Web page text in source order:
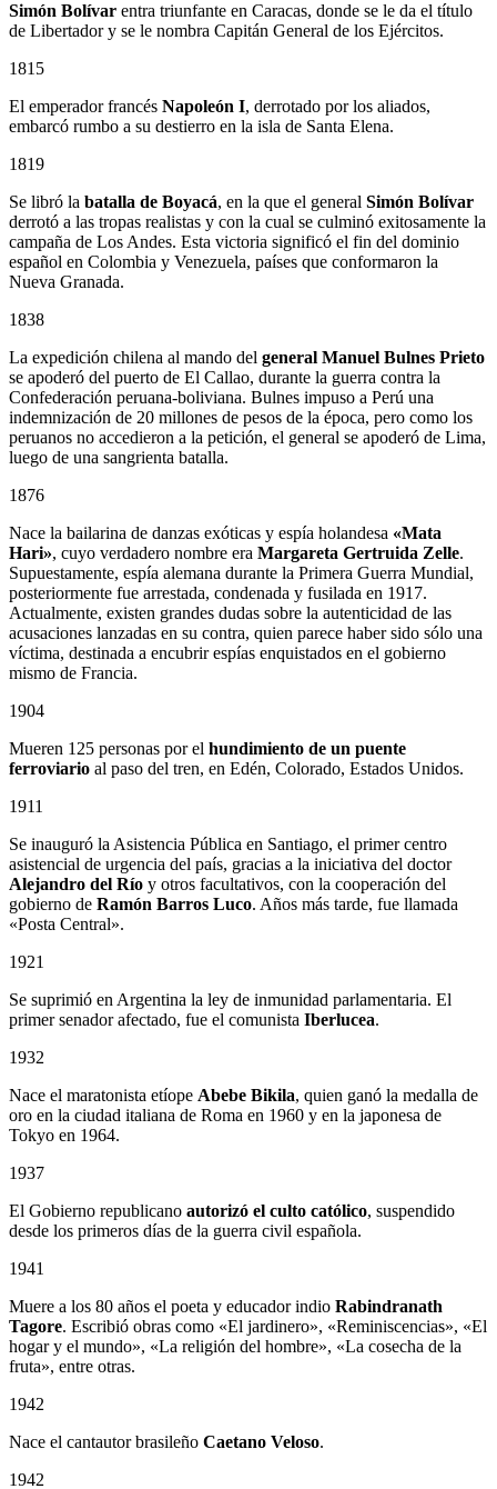
Simón Bolívar entra triunfante en Caracas, donde se le da el título
de Libertador y se le nombra Capitán General de los Ejércitos.
1815
El emperador francés Napoleón I, derrotado por los aliados,
embarcó rumbo a su destierro en la isla de Santa Elena.
1819
Se libró la batalla de Boyacá, en la que el general Simón Bolívar
derrotó a las tropas realistas y con la cual se culminó exitosamente la
campaña de Los Andes. Esta victoria significó el fin del dominio
español en Colombia y Venezuela, países que conformaron la
Nueva Granada.
1838
La expedición chilena al mando del general Manuel Bulnes Prieto
se apoderó del puerto de El Callao, durante la guerra contra la
Confederación peruana-boliviana. Bulnes impuso a Perú una
indemnización de 20 millones de pesos de la época, pero como los
peruanos no accedieron a la petición, el general se apoderó de Lima,
luego de una sangrienta batalla.
1876
Nace la bailarina de danzas exóticas y espía holandesa «Mata
Hari», cuyo verdadero nombre era Margareta Gertruida Zelle.
Supuestamente, espía alemana durante la Primera Guerra Mundial,
posteriormente fue arrestada, condenada y fusilada en 1917.
Actualmente, existen grandes dudas sobre la autenticidad de las
acusaciones lanzadas en su contra, quien parece haber sido sólo una
víctima, destinada a encubrir espías enquistados en el gobierno
mismo de Francia.
1904
Mueren 125 personas por el hundimiento de un puente
ferroviario al paso del tren, en Edén, Colorado, Estados Unidos.
1911
Se inauguró la Asistencia Pública en Santiago, el primer centro
asistencial de urgencia del país, gracias a la iniciativa del doctor
Alejandro del Río y otros facultativos, con la cooperación del
gobierno de Ramón Barros Luco. Años más tarde, fue llamada
«Posta Central».
1921
Se suprimió en Argentina la ley de inmunidad parlamentaria. El
primer senador afectado, fue el comunista Iberlucea.
1932
Nace el maratonista etíope Abebe Bikila, quien ganó la medalla de
oro en la ciudad italiana de Roma en 1960 y en la japonesa de
Tokyo en 1964.
1937
El Gobierno republicano autorizó el culto católico, suspendido
desde los primeros días de la guerra civil española.
1941
Muere a los 80 años el poeta y educador indio Rabindranath
Tagore. Escribió obras como «El jardinero», «Reminiscencias», «El
hogar y el mundo», «La religión del hombre», «La cosecha de la
fruta», entre otras.
1942
Nace el cantautor brasileño Caetano Veloso.
1942